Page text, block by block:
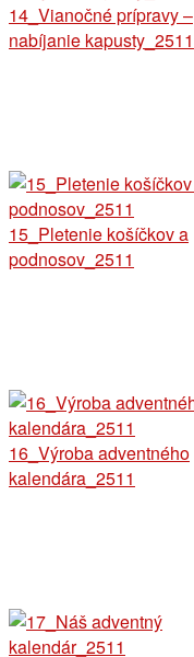
14_Vianočné prípravy –
nabíjanie kapusty_2511
15_Pletenie košíčkov a
podnosov_2511
16_Výroba adventného
kalendára_2511